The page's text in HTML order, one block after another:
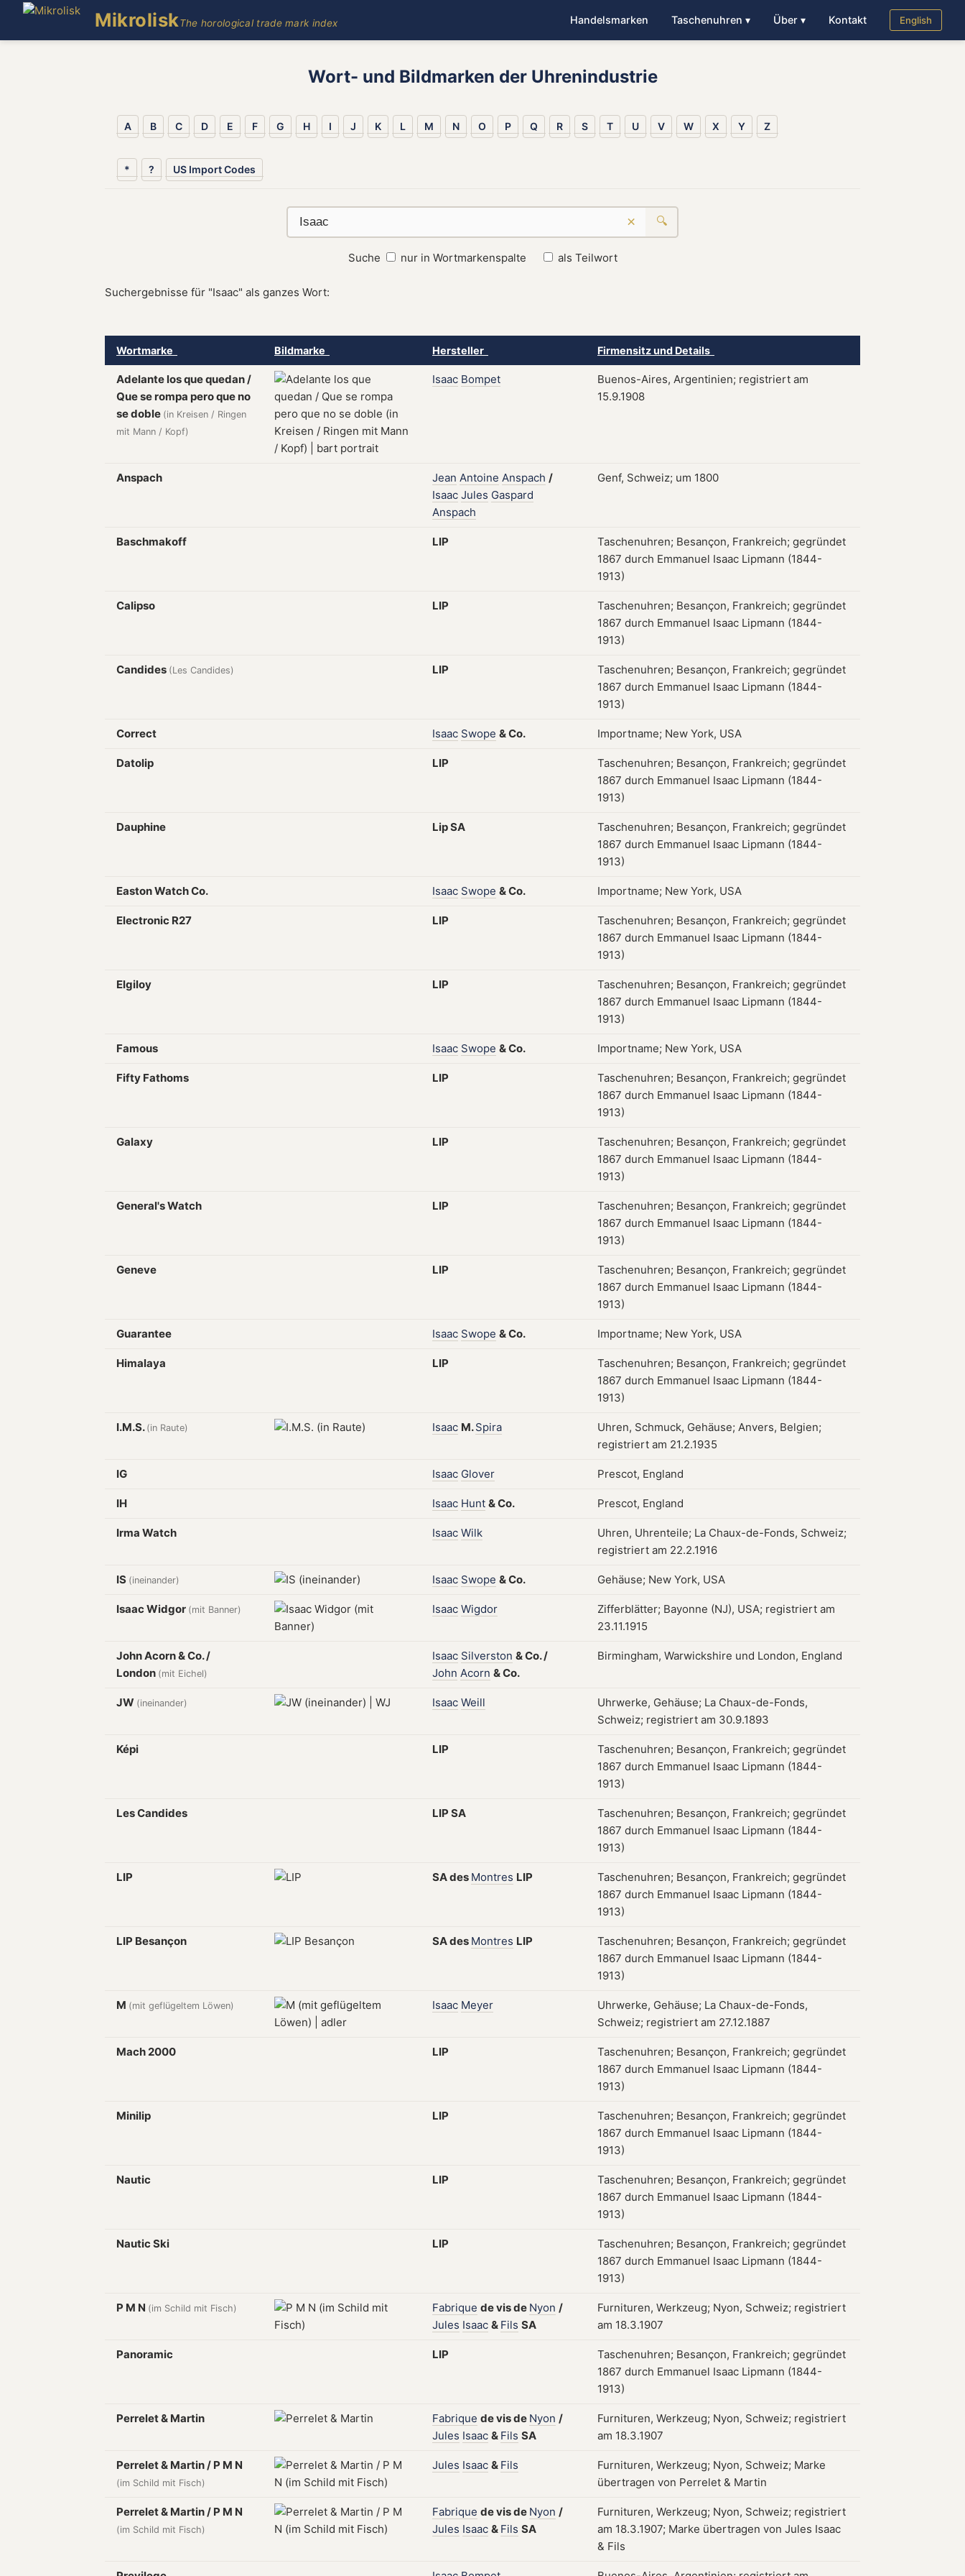
MikroliskThe horological trade mark index Handelsmarken Taschenuhren ▾ Über ▾ Kontakt English
Wort- und Bildmarken der Uhrenindustrie
A B C D E F G H I J K L M N O P Q R S T U V W X Y Z
* ? US Import Codes
× 🔍
Suche nur in Wortmarkenspalte als Teilwort
Suchergebnisse für "Isaac" als ganzes Wort:
Wortmarke Bildmarke Hersteller Firmensitz und Details
Adelante los que quedan /
Que se rompa pero que no
se doble (in Kreisen / Ringen
mit Mann / Kopf)
Isaac Bompet
Buenos-Aires, Argentinien; registriert am
15.9.1908
Anspach Jean Antoine Anspach /
Isaac Jules Gaspard
Anspach
Genf, Schweiz; um 1800
Baschmakoff LIP
Taschenuhren; Besançon, Frankreich; gegründet
1867 durch Emmanuel Isaac Lipmann (1844-
1913)
Calipso LIP
Taschenuhren; Besançon, Frankreich; gegründet
1867 durch Emmanuel Isaac Lipmann (1844-
1913)
Candides (Les Candides) LIP
Taschenuhren; Besançon, Frankreich; gegründet
1867 durch Emmanuel Isaac Lipmann (1844-
1913)
Correct Isaac Swope &Co. Importname; New York, USA
Datolip LIP
Taschenuhren; Besançon, Frankreich; gegründet
1867 durch Emmanuel Isaac Lipmann (1844-
1913)
Dauphine LipSA
Taschenuhren; Besançon, Frankreich; gegründet
1867 durch Emmanuel Isaac Lipmann (1844-
1913)
Easton Watch Co. Isaac Swope &Co. Importname; New York, USA
Electronic R27 LIP
Taschenuhren; Besançon, Frankreich; gegründet
1867 durch Emmanuel Isaac Lipmann (1844-
1913)
Elgiloy LIP
Taschenuhren; Besançon, Frankreich; gegründet
1867 durch Emmanuel Isaac Lipmann (1844-
1913)
Famous Isaac Swope &Co. Importname; New York, USA
Fifty Fathoms LIP
Taschenuhren; Besançon, Frankreich; gegründet
1867 durch Emmanuel Isaac Lipmann (1844-
1913)
Galaxy LIP
Taschenuhren; Besançon, Frankreich; gegründet
1867 durch Emmanuel Isaac Lipmann (1844-
1913)
General's Watch LIP
Taschenuhren; Besançon, Frankreich; gegründet
1867 durch Emmanuel Isaac Lipmann (1844-
1913)
Geneve LIP
Taschenuhren; Besançon, Frankreich; gegründet
1867 durch Emmanuel Isaac Lipmann (1844-
1913)
Guarantee Isaac Swope &Co. Importname; New York, USA
Himalaya LIP
Taschenuhren; Besançon, Frankreich; gegründet
1867 durch Emmanuel Isaac Lipmann (1844-
1913)
I.M.S. (in Raute) Isaac M.Spira
Uhren, Schmuck, Gehäuse; Anvers, Belgien;
registriert am 21.2.1935
IG Isaac Glover Prescot, England
IH Isaac Hunt &Co. Prescot, England
Irma Watch Isaac Wilk
Uhren, Uhrenteile; La Chaux-de-Fonds, Schweiz;
registriert am 22.2.1916
IS (ineinander) Isaac Swope &Co. Gehäuse; New York, USA
Isaac Widgor (mit Banner) Isaac Wigdor
Zifferblätter; Bayonne (NJ), USA; registriert am
23.11.1915
John Acorn & Co. /
London (mit Eichel)
Isaac Silverston &Co./
John Acorn &Co.
Birmingham, Warwickshire und London, England
JW (ineinander) Isaac Weill
Uhrwerke, Gehäuse; La Chaux-de-Fonds,
Schweiz; registriert am 30.9.1893
Képi LIP
Taschenuhren; Besançon, Frankreich; gegründet
1867 durch Emmanuel Isaac Lipmann (1844-
1913)
Les Candides LIP SA
Taschenuhren; Besançon, Frankreich; gegründet
1867 durch Emmanuel Isaac Lipmann (1844-
1913)
LIP SAdes Montres LIP
Taschenuhren; Besançon, Frankreich; gegründet
1867 durch Emmanuel Isaac Lipmann (1844-
1913)
LIP Besançon SAdes Montres LIP
Taschenuhren; Besançon, Frankreich; gegründet
1867 durch Emmanuel Isaac Lipmann (1844-
1913)
M (mit geflügeltem Löwen) Isaac Meyer
Uhrwerke, Gehäuse; La Chaux-de-Fonds,
Schweiz; registriert am 27.12.1887
Mach 2000 LIP
Taschenuhren; Besançon, Frankreich; gegründet
1867 durch Emmanuel Isaac Lipmann (1844-
1913)
Minilip LIP
Taschenuhren; Besançon, Frankreich; gegründet
1867 durch Emmanuel Isaac Lipmann (1844-
1913)
Nautic LIP
Taschenuhren; Besançon, Frankreich; gegründet
1867 durch Emmanuel Isaac Lipmann (1844-
1913)
Nautic Ski LIP
Taschenuhren; Besançon, Frankreich; gegründet
1867 durch Emmanuel Isaac Lipmann (1844-
1913)
P M N (im Schild mit Fisch) Fabrique devisde Nyon /
Jules Isaac & Fils SA
Furnituren, Werkzeug; Nyon, Schweiz; registriert
am 18.3.1907
Panoramic LIP
Taschenuhren; Besançon, Frankreich; gegründet
1867 durch Emmanuel Isaac Lipmann (1844-
1913)
Perrelet & Martin Fabrique devisde Nyon /
Jules Isaac & Fils SA
Furnituren, Werkzeug; Nyon, Schweiz; registriert
am 18.3.1907
Perrelet & Martin / P M N
(im Schild mit Fisch)
Jules Isaac & Fils
Furnituren, Werkzeug; Nyon, Schweiz; Marke
übertragen von Perrelet & Martin
Perrelet & Martin / P M N
(im Schild mit Fisch)
Fabrique devisde Nyon /
Jules Isaac & Fils SA
Furnituren, Werkzeug; Nyon, Schweiz; registriert
am 18.3.1907; Marke übertragen von Jules Isaac
& Fils